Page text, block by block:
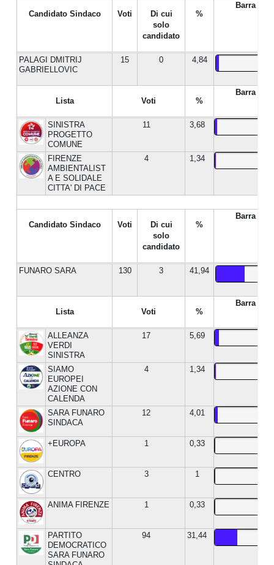
Candidato Sindaco Voti
Di cui
solo
candidato
%
Barra %
PALAGI DMITRIJ
GABRIELLOVIC
15 0 4,84
Lista Voti %
Barra %
SINISTRA
PROGETTO
COMUNE
11 3,68
FIRENZE
AMBIENTALIST
A E SOLIDALE
CITTA' DI PACE
4 1,34
Candidato Sindaco Voti
Di cui
solo
candidato
%
Barra %
FUNARO SARA 130 3 41,94
Lista Voti %
Barra %
ALLEANZA
VERDI
SINISTRA
17 5,69
SIAMO
EUROPEI
AZIONE CON
CALENDA
4 1,34
SARA FUNARO
SINDACA
12 4,01
+EUROPA 1 0,33
CENTRO 3 1
ANIMA FIRENZE 1 0,33
PARTITO
DEMOCRATICO
SARA FUNARO
94 31,44